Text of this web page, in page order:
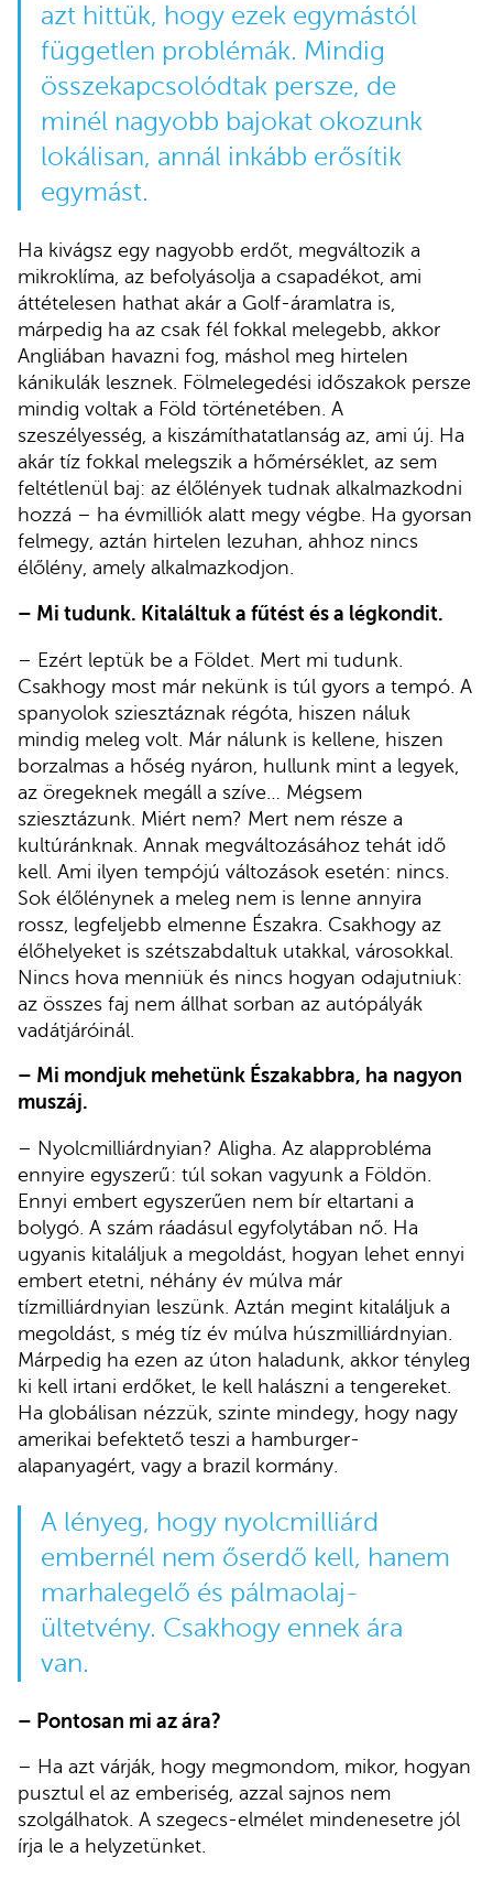
azt hittük, hogy ezek egymástól
független problémák. Mindig
összekapcsolódtak persze, de
minél nagyobb bajokat okozunk
lokálisan, annál inkább erősítik
egymást.
Ha kivágsz egy nagyobb erdőt, megváltozik a
mikroklíma, az befolyásolja a csapadékot, ami
áttételesen hathat akár a Golf-áramlatra is,
márpedig ha az csak fél fokkal melegebb, akkor
Angliában havazni fog, máshol meg hirtelen
kánikulák lesznek. Fölmelegedési időszakok persze
mindig voltak a Föld történetében. A
szeszélyesség, a kiszámíthatatlanság az, ami új. Ha
akár tíz fokkal melegszik a hőmérséklet, az sem
feltétlenül baj: az élőlények tudnak alkalmazkodni
hozzá – ha évmilliók alatt megy végbe. Ha gyorsan
felmegy, aztán hirtelen lezuhan, ahhoz nincs
élőlény, amely alkalmazkodjon.
– Mi tudunk. Kitaláltuk a fűtést és a légkondit.
– Ezért leptük be a Földet. Mert mi tudunk.
Csakhogy most már nekünk is túl gyors a tempó. A
spanyolok sziesztáznak régóta, hiszen náluk
mindig meleg volt. Már nálunk is kellene, hiszen
borzalmas a hőség nyáron, hullunk mint a legyek,
az öregeknek megáll a szíve… Mégsem
sziesztázunk. Miért nem? Mert nem része a
kultúránknak. Annak megváltozásához tehát idő
kell. Ami ilyen tempójú változások esetén: nincs.
Sok élőlénynek a meleg nem is lenne annyira
rossz, legfeljebb elmenne Északra. Csakhogy az
élőhelyeket is szétszabdaltuk utakkal, városokkal.
Nincs hova menniük és nincs hogyan odajutniuk:
az összes faj nem állhat sorban az autópályák
vadátjáróinál.
– Mi mondjuk mehetünk Északabbra, ha nagyon
muszáj.
– Nyolcmilliárdnyian? Aligha. Az alapprobléma
ennyire egyszerű: túl sokan vagyunk a Földön.
Ennyi embert egyszerűen nem bír eltartani a
bolygó. A szám ráadásul egyfolytában nő. Ha
ugyanis kitaláljuk a megoldást, hogyan lehet ennyi
embert etetni, néhány év múlva már
tízmilliárdnyian leszünk. Aztán megint kitaláljuk a
megoldást, s még tíz év múlva húszmilliárdnyian.
Márpedig ha ezen az úton haladunk, akkor tényleg
ki kell irtani erdőket, le kell halászni a tengereket.
Ha globálisan nézzük, szinte mindegy, hogy nagy
amerikai befektető teszi a hamburger-
alapanyagért, vagy a brazil kormány.
A lényeg, hogy nyolcmilliárd
embernél nem őserdő kell, hanem
marhalegelő és pálmaolaj-
ültetvény. Csakhogy ennek ára
van.
– Pontosan mi az ára?
– Ha azt várják, hogy megmondom, mikor, hogyan
pusztul el az emberiség, azzal sajnos nem
szolgálhatok. A szegecs-elmélet mindenesetre jól
írja le a helyzetünket.